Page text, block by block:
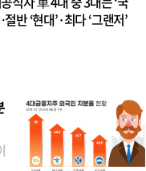
반 ‘현대’·최다 ‘그랜저’